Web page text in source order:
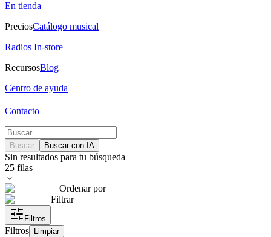
En tienda
PreciosCatálogo musical
Radios In-store
RecursosBlog
Centro de ayuda
Contacto
Buscar Buscar con IA
Sin resultados para tu búsqueda
25 filas
Ordenar por
Filtrar
Filtros
Filtros Limpiar